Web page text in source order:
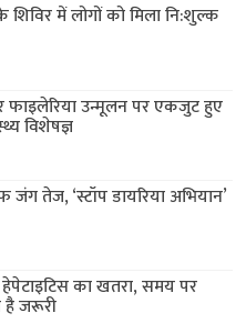
में लोगों को मिला नि:शुल्क
उन्मूलन पर एकजुट हुए
विशेषज्ञ
जंग तेज, ‘स्टॉप डायरिया अभियान’
का खतरा, समय पर
जरूरी